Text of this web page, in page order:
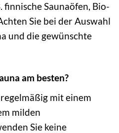
finnische Saunaöfen, Bio-
Sie bei der Auswahl
und die gewünschte
am besten?
mit einem
milden
Sie keine